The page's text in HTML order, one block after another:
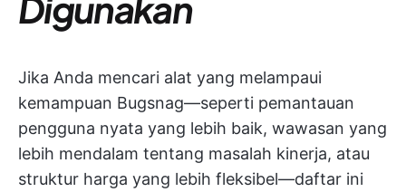
Jika Anda mencari alat yang melampaui
kemampuan Bugsnag—seperti pemantauan
pengguna nyata yang lebih baik, wawasan yang
lebih mendalam tentang masalah kinerja, atau
struktur harga yang lebih fleksibel—daftar ini